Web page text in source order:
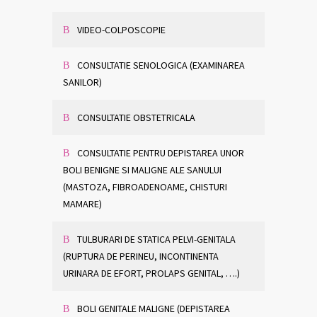
VIDEO-COLPOSCOPIE
CONSULTATIE SENOLOGICA (EXAMINAREA
SANILOR)
CONSULTATIE OBSTETRICALA
CONSULTATIE PENTRU DEPISTAREA UNOR
BOLI BENIGNE SI MALIGNE ALE SANULUI
(MASTOZA, FIBROADENOAME, CHISTURI
MAMARE)
TULBURARI DE STATICA PELVI-GENITALA
(RUPTURA DE PERINEU, INCONTINENTA
URINARA DE EFORT, PROLAPS GENITAL, ….)
BOLI GENITALE MALIGNE (DEPISTAREA